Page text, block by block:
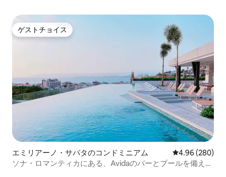
ゲストチョイス
ゲストチョイス
エミリアーノ・サパタのコンドミニアム レビュー280
4.96 (280)
ソナ・ロマンティカにある、Avidaのバーとプールを備えた